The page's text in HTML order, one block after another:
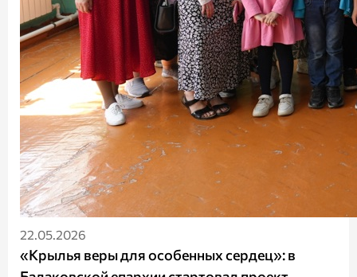
22.05.2026
«Крылья веры для особенных сердец»: в